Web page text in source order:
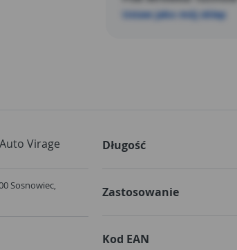
Ustaw jako mój sklep
Virage
Sosnowiec,
Długość
Zastosowanie
Kod EAN